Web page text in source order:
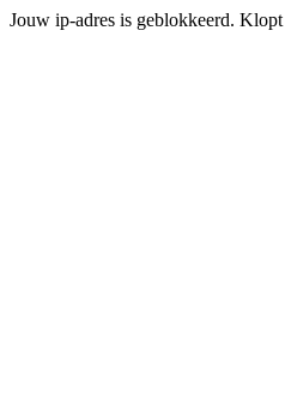
Jouw ip-adres is geblokkeerd.